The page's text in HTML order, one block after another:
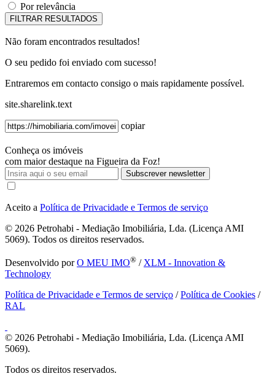
Por relevância
Não foram encontrados resultados!
O seu pedido foi enviado com sucesso!
Entraremos em contacto consigo o mais rapidamente possível.
site.sharelink.text
copiar
Conheça os imóveis
com maior destaque na Figueira da Foz!
Subscrever newsletter
Aceito a Política de Privacidade e Termos de serviço
© 2026 Petrohabi - Mediação Imobiliária, Lda. (Licença AMI
5069). Todos os direitos reservados.
Desenvolvido porO MEU IMO® / XLM - Innovation &
Technology
Política de Privacidade e Termos de serviço /Política de Cookies /
RAL
© 2026 Petrohabi - Mediação Imobiliária, Lda. (Licença AMI
5069).
Todos os direitos reservados.